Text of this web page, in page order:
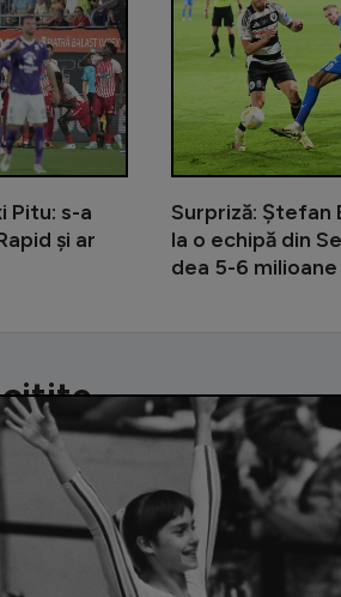
Pitu: s-a
și ar
Surpriză: Ștefan
la o echipă din
dea 5-6
citite